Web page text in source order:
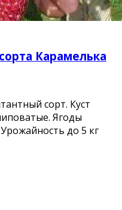
Карамелька
сорт. Куст
Ягоды
до 5 кг